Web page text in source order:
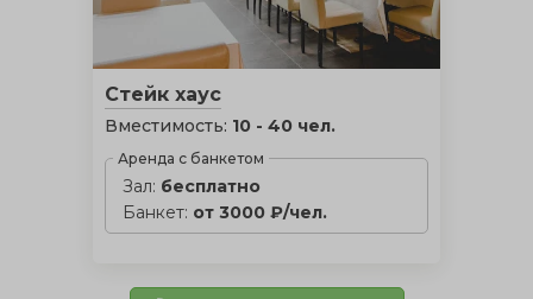
Стейк хаус
Вместимость: 10 - 40 чел.
Аренда с банкетом
Зал: бесплатно
Банкет: от 3000 ₽/чел.